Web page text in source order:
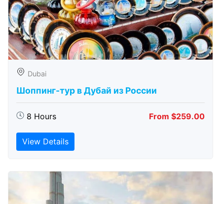
Dubai
Шоппинг-тур в Дубай из России
8 Hours From $259.00
View Details